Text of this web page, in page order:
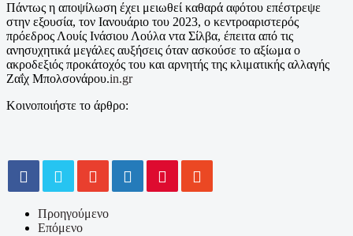
Πάντως η αποψίλωση έχει μειωθεί καθαρά αφότου επέστρεψε
στην εξουσία, τον Ιανουάριο του 2023, ο κεντροαριστερός
πρόεδρος Λουίς Ινάσιου Λούλα ντα Σίλβα, έπειτα από τις
ανησυχητικά μεγάλες αυξήσεις όταν ασκούσε το αξίωμα ο
ακροδεξιός προκάτοχός του και αρνητής της κλιματικής αλλαγής
Ζαΐχ Μπολσονάρου.in.gr
Κοινοποιήστε το άρθρο:
Προηγούμενο
Επόμενο